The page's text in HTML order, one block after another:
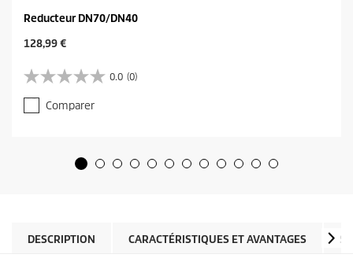
Reducteur DN70/DN40
C
r
e
n
p
128,99 €
0.0 (0)
0
.
0
Comparer
DESCRIPTION CARACTÉRISTIQUES ET AVANTAGES